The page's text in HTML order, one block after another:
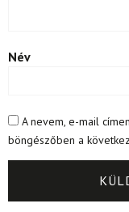
Név
A nevem, e-mail
böngészőben a